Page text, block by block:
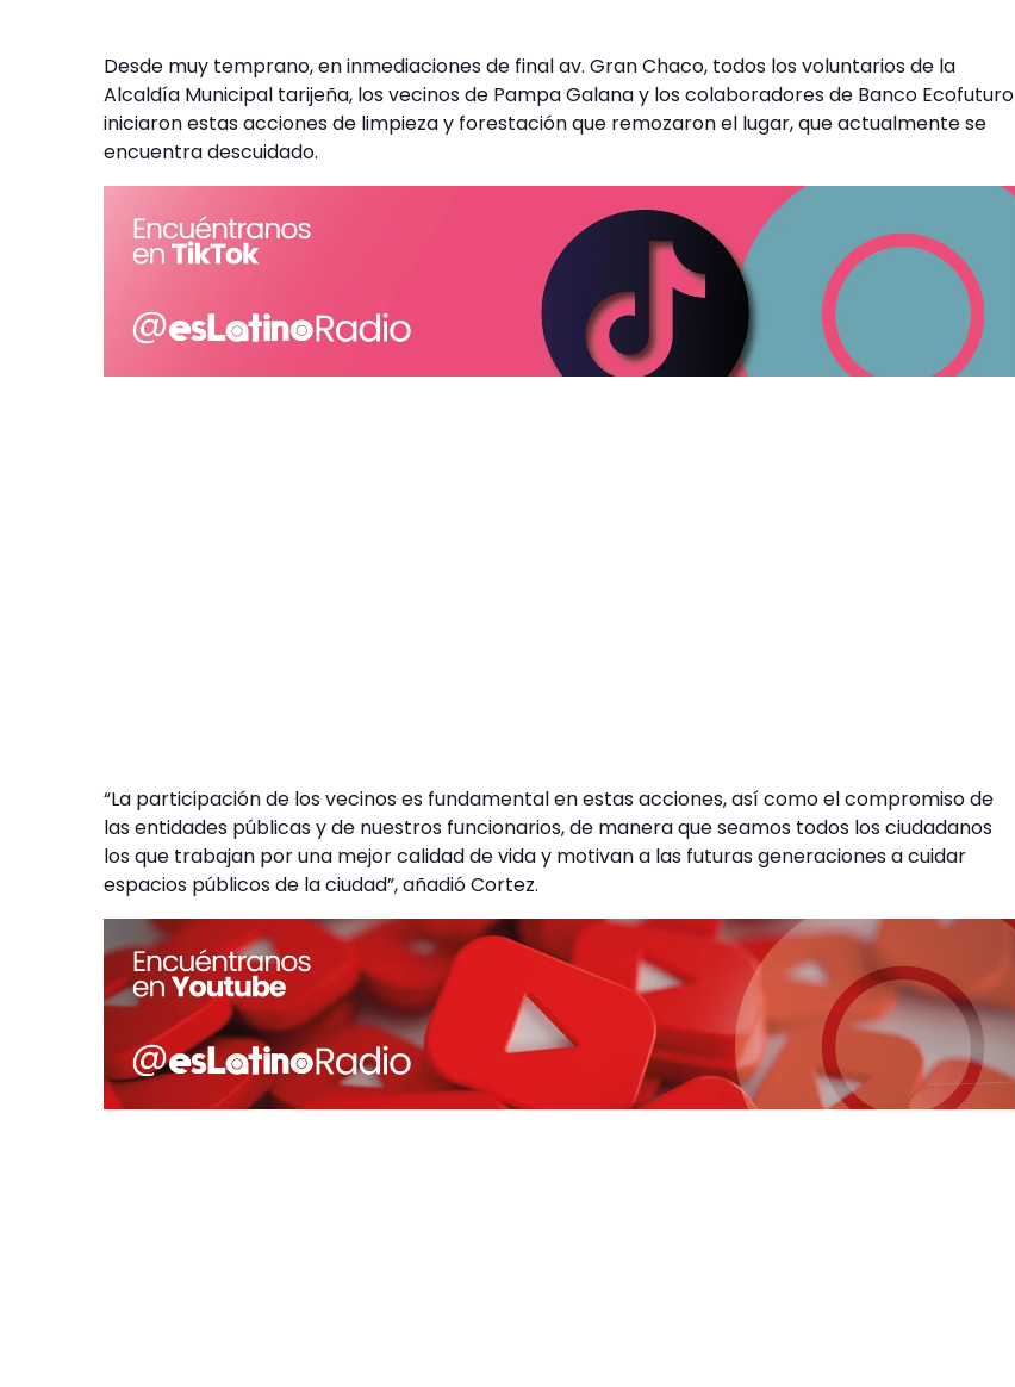
Desde muy temprano, en inmediaciones de final av. Gran Chaco, todos los voluntarios de la
Alcaldía Municipal tarijeña, los vecinos de Pampa Galana y los colaboradores de Banco Ecofuturo
iniciaron estas acciones de limpieza y forestación que remozaron el lugar, que actualmente se
encuentra descuidado.
“La participación de los vecinos es fundamental en estas acciones, así como el compromiso de
las entidades públicas y de nuestros funcionarios, de manera que seamos todos los ciudadanos
los que trabajan por una mejor calidad de vida y motivan a las futuras generaciones a cuidar
espacios públicos de la ciudad”, añadió Cortez.